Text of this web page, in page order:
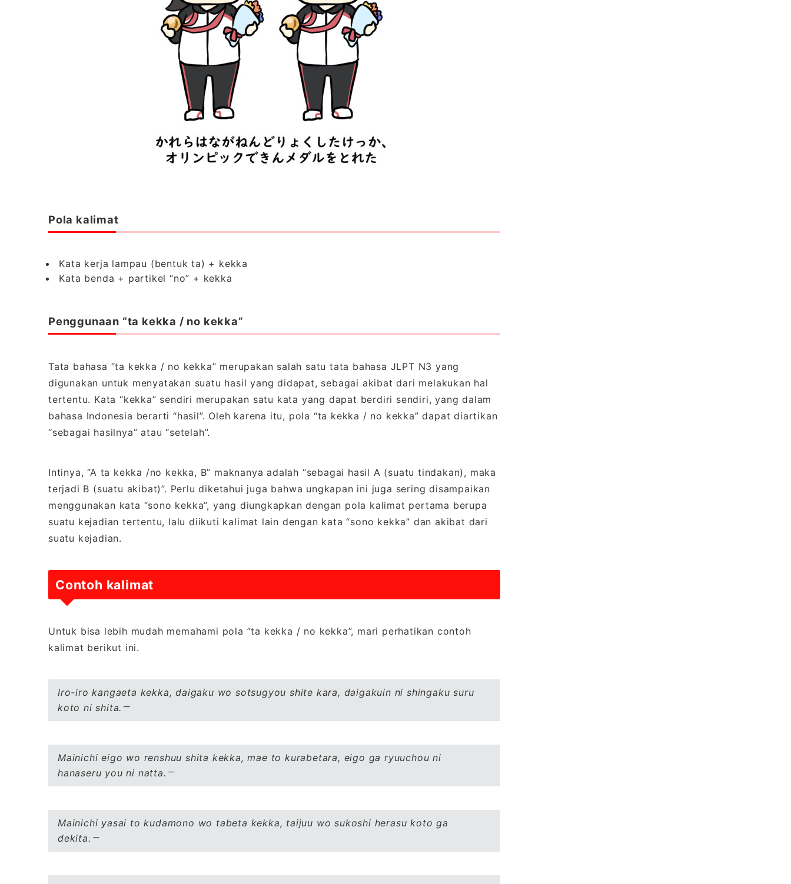
Pola kalimat
Kata kerja lampau (bentuk ta) + kekka
Kata benda + partikel “no” + kekka
Penggunaan “ta kekka / no kekka”
Tata bahasa “ta kekka / no kekka” merupakan salah satu tata bahasa JLPT N3 yang
digunakan untuk menyatakan suatu hasil yang didapat, sebagai akibat dari melakukan hal
tertentu. Kata “kekka” sendiri merupakan satu kata yang dapat berdiri sendiri, yang dalam
bahasa Indonesia berarti “hasil”. Oleh karena itu, pola “ta kekka / no kekka” dapat diartikan
“sebagai hasilnya” atau “setelah”.
Intinya, “A ta kekka /no kekka, B” maknanya adalah “sebagai hasil A (suatu tindakan), maka
terjadi B (suatu akibat)”. Perlu diketahui juga bahwa ungkapan ini juga sering disampaikan
menggunakan kata “sono kekka”, yang diungkapkan dengan pola kalimat pertama berupa
suatu kejadian tertentu, lalu diikuti kalimat lain dengan kata “sono kekka” dan akibat dari
suatu kejadian.
Contoh kalimat
Untuk bisa lebih mudah memahami pola ”ta kekka / no kekka”, mari perhatikan contoh
kalimat berikut ini.
Iro-iro kangaeta kekka, daigaku wo sotsugyou shite kara, daigakuin ni shingaku suru
koto ni shita.
Mainichi eigo wo renshuu shita kekka, mae to kurabetara, eigo ga ryuuchou ni
hanaseru you ni natta.
Mainichi yasai to kudamono wo tabeta kekka, taijuu wo sukoshi herasu koto ga
dekita.